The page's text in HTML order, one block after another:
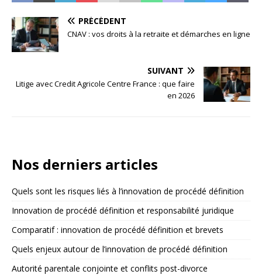
PRÉCÉDENT
CNAV : vos droits à la retraite et démarches en ligne
SUIVANT
Litige avec Credit Agricole Centre France : que faire
en 2026
Nos derniers articles
Quels sont les risques liés à l’innovation de procédé définition
Innovation de procédé définition et responsabilité juridique
Comparatif : innovation de procédé définition et brevets
Quels enjeux autour de l’innovation de procédé définition
Autorité parentale conjointe et conflits post-divorce